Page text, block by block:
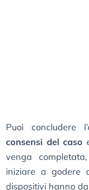
Puoi concludere
consensi del caso
venga
iniziare a godere
dispositivi hanno